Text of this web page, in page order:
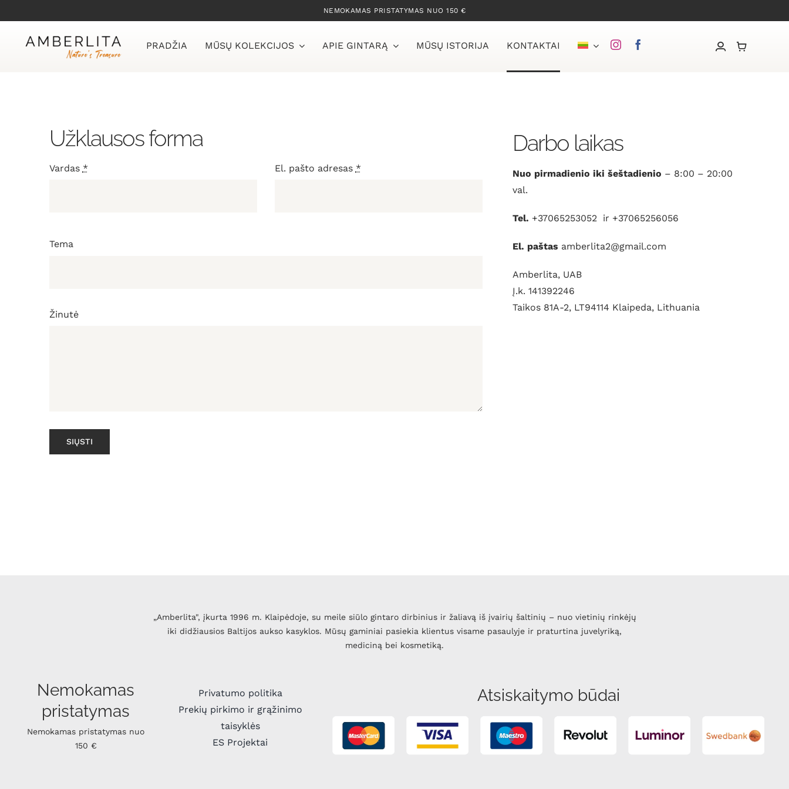
to
content
NEMOKAMAS PRISTATYMAS NUO 150 €
PRADŽIA MŪSŲ KOLEKCIJOS APIE GINTARĄ MŪSŲ ISTORIJA KONTAKTAI
Užklausos forma
Vardas * El. pašto adresas *
Tema
Žinutė
SIŲSTI
Darbo laikas
Nuo pirmadienio iki šeštadienio – 8:00 – 20:00
val.
Tel. +37065253052 ir +37065256056
El. paštas amberlita2@gmail.com
Amberlita, UAB
Į.k. 141392246
Taikos 81A-2, LT94114 Klaipeda, Lithuania
„Amberlita", įkurta 1996 m. Klaipėdoje, su meile siūlo gintaro dirbinius ir žaliavą iš įvairių šaltinių – nuo vietinių rinkėjų
iki didžiausios Baltijos aukso kasyklos. Mūsų gaminiai pasiekia klientus visame pasaulyje ir praturtina juvelyriką,
mediciną bei kosmetiką.
Nemokamas
pristatymas
Nemokamas pristatymas nuo
150 €
Privatumo politika
Prekių pirkimo ir grąžinimo
taisyklės
ES Projektai
Atsiskaitymo būdai